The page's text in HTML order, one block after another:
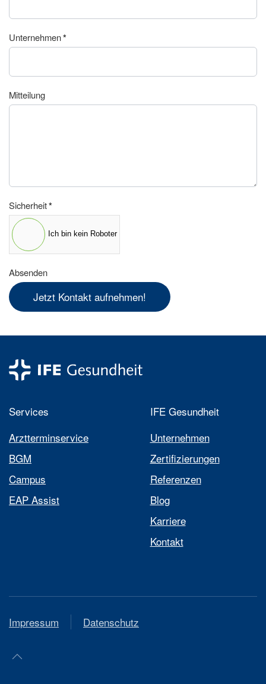
Unternehmen*
Mitteilung
Sicherheit*
Ich bin kein Roboter
Absenden
Jetzt Kontakt aufnehmen!
Services
Arztterminservice
BGM
Campus
EAP Assist
IFE Gesundheit
Unternehmen
Zertifizierungen
Referenzen
Blog
Karriere
Kontakt
Impressum Datenschutz